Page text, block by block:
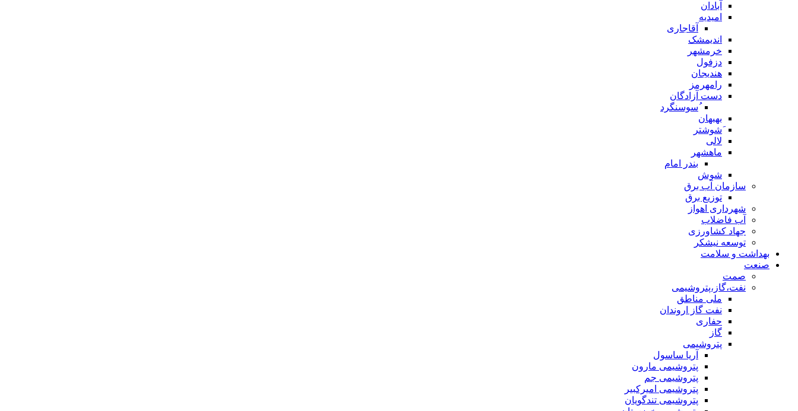
آبادان
امیدیه
آقاجاری
اندیمشک
خرمشهر
دزفول
هندیجان
رامهرمز
دست آزادگان
ُسوسنگرد
بهبهان
َشوشتر
لالی
ماهشهر
بندر امام
شوش
سازمان آب برق
توزیع برق
شهرداری اهواز
آب فاضلاب
جهاد کشاورزی
توسعه نیشکر
بهداشت و سلامت
صنعت
صمت
نفت،گاز،پتروشیمی
ملی مناطق
نفت گاز اروندان
حفاری
گاز
پتروشیمی
آریا ساسول
پتروشیمی مارون
پتروشیمی جم
پتروشیمی امیرکبیر
پتروشیمی تندگویان